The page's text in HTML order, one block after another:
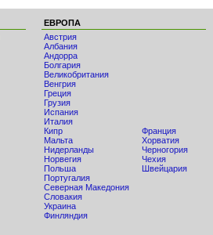
ЕВРОПА
Австрия
Албания
Андорра
Болгария
Великобритания
Венгрия
Греция
Грузия
Испания
Италия
Кипр
Мальта
Нидерланды
Норвегия
Польша
Португалия
Северная Македония
Словакия
Украина
Финляндия
Франция
Хорватия
Черногория
Чехия
Швейцария